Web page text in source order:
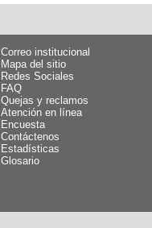
Correo institucional
Mapa del sitio
Redes Sociales
FAQ
Quejas y reclamos
Atención en línea
Encuesta
Contáctenos
Estadísticas
Glosario